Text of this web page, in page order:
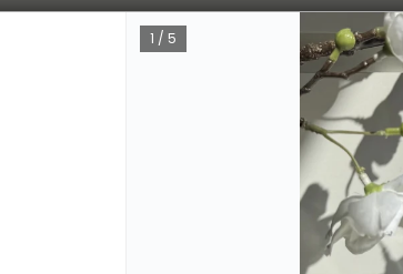
1 / 5
Bajamos los tiempos de despacho 🚀
CÓMO COMPRAR